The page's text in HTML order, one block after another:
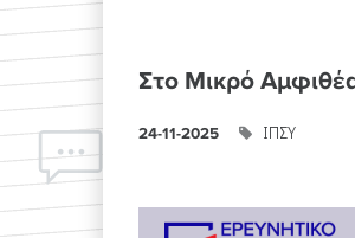
Στο Μικρό
24-11-2025 ΙΠΣΥ